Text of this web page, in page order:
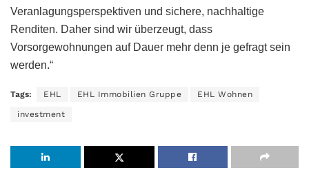
Veranlagungsperspektiven und sichere, nachhaltige
Renditen. Daher sind wir überzeugt, dass
Vorsorgewohnungen auf Dauer mehr denn je gefragt sein
werden.“
Tags: EHL EHL Immobilien Gruppe EHL Wohnen
investment